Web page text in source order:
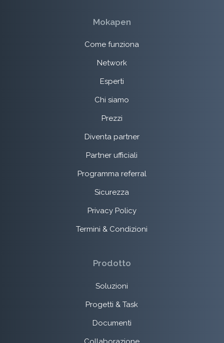
Mokapen
Come funziona
Network
Esperti
Chi siamo
Prezzi
Diventa partner
Partner ufficiali
Programma referral
Sicurezza
Privacy Policy
Termini & Condizioni
Prodotto
Soluzioni
Progetti & Task
Documenti